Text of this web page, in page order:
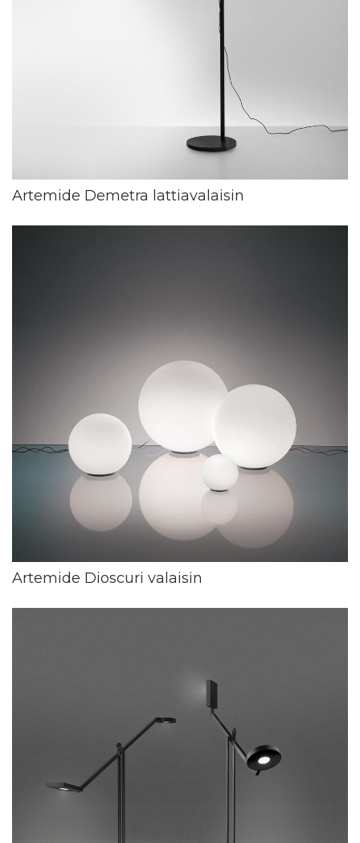
Artemide Demetra lattiavalaisin
Artemide Dioscuri valaisin